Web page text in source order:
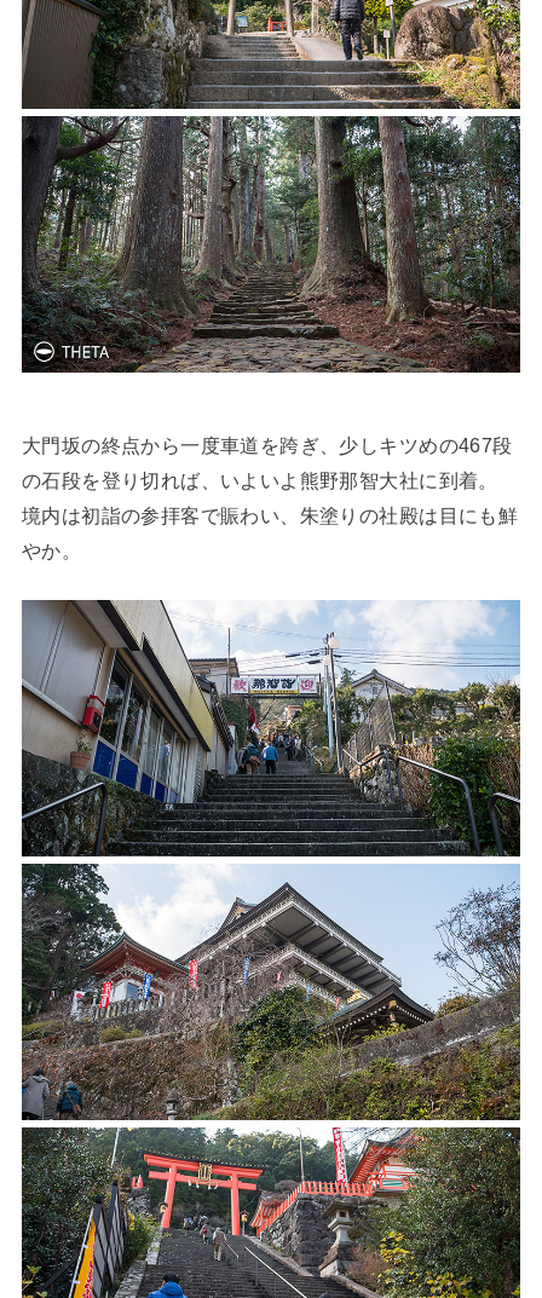
大門坂の終点から一度車道を跨ぎ、少しキツめの467段
の石段を登り切れば、いよいよ熊野那智大社に到着。
境内は初詣の参拝客で賑わい、朱塗りの社殿は目にも鮮
やか。